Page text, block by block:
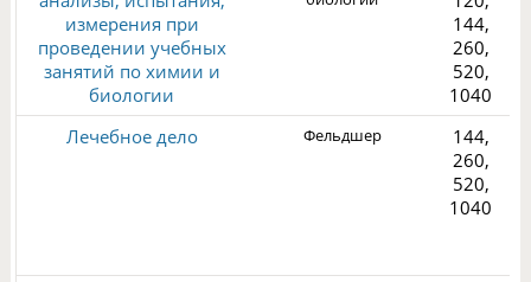
измерения при
проведении учебных
занятий по химии и
биологии
144,
260,
520,
1040
Лечебное дело Фельдшер
144,
260,
520,
1040